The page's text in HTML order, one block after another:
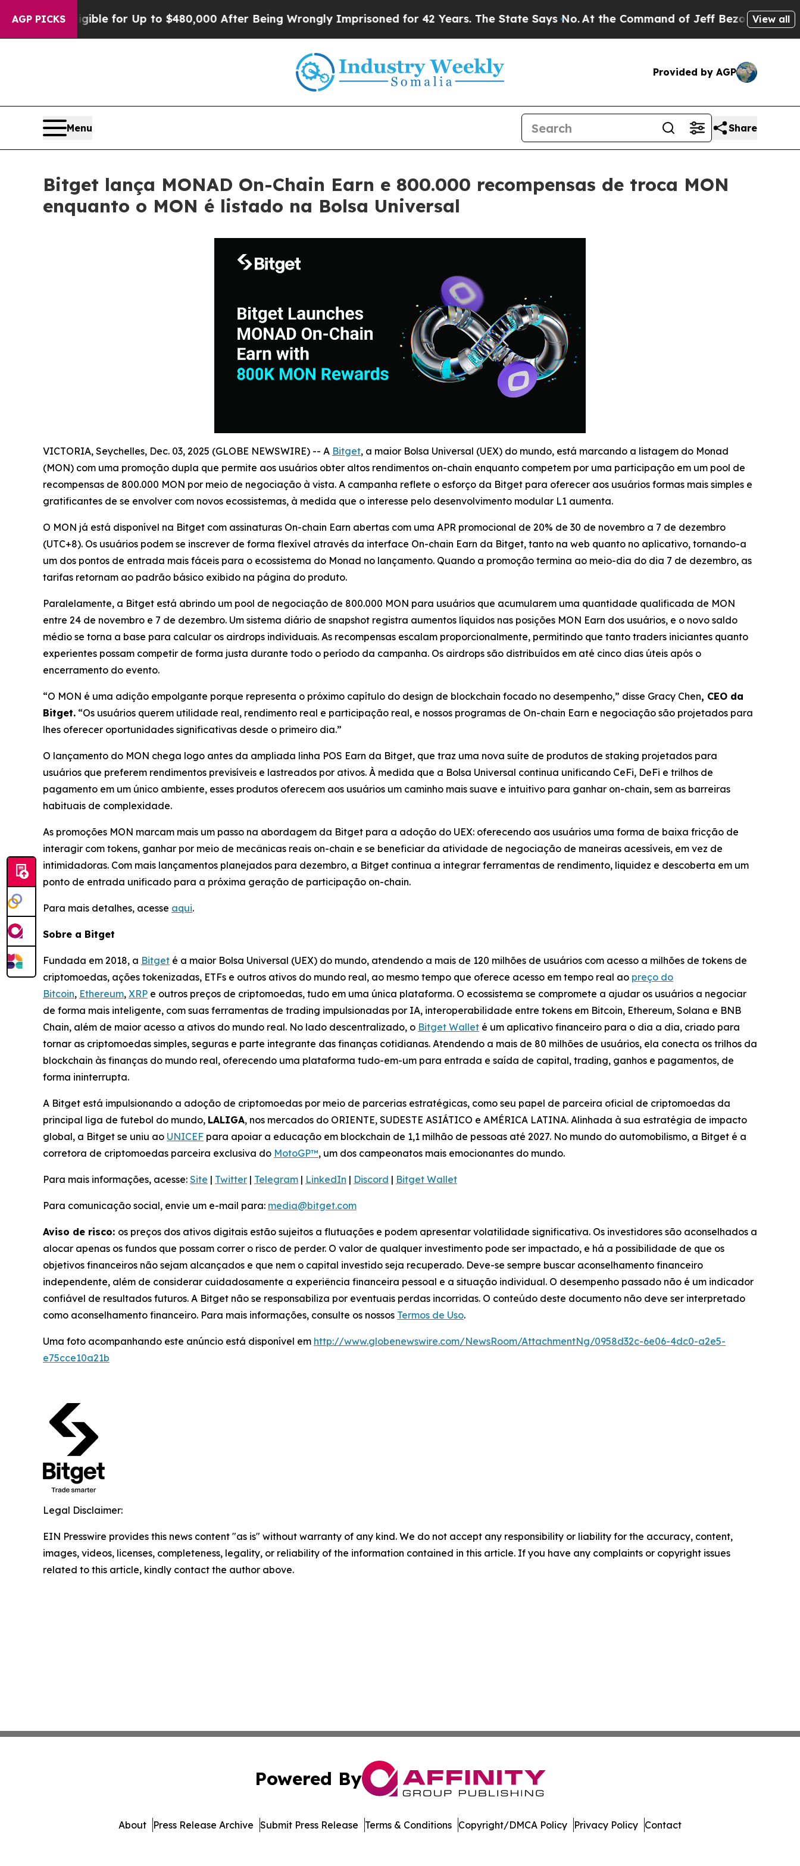
AGP PICKS
Eligible for Up to $480,000 After Being Wrongly Imprisoned for 42 Years. The State Says No. At the Command of Jeff Bezos, he WreckedView all
Provided by AGP
Menu Share
Bitget lança MONAD On-Chain Earn e 800.000 recompensas de troca MON
enquanto o MON é listado na Bolsa Universal
VICTORIA, Seychelles, Dec. 03, 2025 (GLOBE NEWSWIRE) -- A Bitget, a maior Bolsa Universal (UEX) do mundo, está marcando a listagem do Monad
(MON) com uma promoção dupla que permite aos usuários obter altos rendimentos on-chain enquanto competem por uma participação em um pool de
recompensas de 800.000 MON por meio de negociação à vista. A campanha reflete o esforço da Bitget para oferecer aos usuários formas mais simples e
gratificantes de se envolver com novos ecossistemas, à medida que o interesse pelo desenvolvimento modular L1 aumenta.
O MON já está disponível na Bitget com assinaturas On-chain Earn abertas com uma APR promocional de 20% de 30 de novembro a 7 de dezembro
(UTC+8). Os usuários podem se inscrever de forma flexível através da interface On-chain Earn da Bitget, tanto na web quanto no aplicativo, tornando-a
um dos pontos de entrada mais fáceis para o ecossistema do Monad no lançamento. Quando a promoção termina ao meio-dia do dia 7 de dezembro, as
tarifas retornam ao padrão básico exibido na página do produto.
Paralelamente, a Bitget está abrindo um pool de negociação de 800.000 MON para usuários que acumularem uma quantidade qualificada de MON
entre 24 de novembro e 7 de dezembro. Um sistema diário de snapshot registra aumentos líquidos nas posições MON Earn dos usuários, e o novo saldo
médio se torna a base para calcular os airdrops individuais. As recompensas escalam proporcionalmente, permitindo que tanto traders iniciantes quanto
experientes possam competir de forma justa durante todo o período da campanha. Os airdrops são distribuídos em até cinco dias úteis após o
encerramento do evento.
“O MON é uma adição empolgante porque representa o próximo capítulo do design de blockchain focado no desempenho,” disse Gracy Chen, CEO da
Bitget. “Os usuários querem utilidade real, rendimento real e participação real, e nossos programas de On-chain Earn e negociação são projetados para
lhes oferecer oportunidades significativas desde o primeiro dia.”
O lançamento do MON chega logo antes da ampliada linha POS Earn da Bitget, que traz uma nova suíte de produtos de staking projetados para
usuários que preferem rendimentos previsíveis e lastreados por ativos. À medida que a Bolsa Universal continua unificando CeFi, DeFi e trilhos de
pagamento em um único ambiente, esses produtos oferecem aos usuários um caminho mais suave e intuitivo para ganhar on-chain, sem as barreiras
habituais de complexidade.
As promoções MON marcam mais um passo na abordagem da Bitget para a adoção do UEX: oferecendo aos usuários uma forma de baixa fricção de
interagir com tokens, ganhar por meio de mecânicas reais on-chain e se beneficiar da atividade de negociação de maneiras acessíveis, em vez de
intimidadoras. Com mais lançamentos planejados para dezembro, a Bitget continua a integrar ferramentas de rendimento, liquidez e descoberta em um
ponto de entrada unificado para a próxima geração de participação on-chain.
Para mais detalhes, acesse aqui.
Sobre a Bitget
Fundada em 2018, a Bitget é a maior Bolsa Universal (UEX) do mundo, atendendo a mais de 120 milhões de usuários com acesso a milhões de tokens de
criptomoedas, ações tokenizadas, ETFs e outros ativos do mundo real, ao mesmo tempo que oferece acesso em tempo real ao preço do
Bitcoin, Ethereum, XRP e outros preços de criptomoedas, tudo em uma única plataforma. O ecossistema se compromete a ajudar os usuários a negociar
de forma mais inteligente, com suas ferramentas de trading impulsionadas por IA, interoperabilidade entre tokens em Bitcoin, Ethereum, Solana e BNB
Chain, além de maior acesso a ativos do mundo real. No lado descentralizado, o Bitget Wallet é um aplicativo financeiro para o dia a dia, criado para
tornar as criptomoedas simples, seguras e parte integrante das finanças cotidianas. Atendendo a mais de 80 milhões de usuários, ela conecta os trilhos da
blockchain às finanças do mundo real, oferecendo uma plataforma tudo-em-um para entrada e saída de capital, trading, ganhos e pagamentos, de
forma ininterrupta.
A Bitget está impulsionando a adoção de criptomoedas por meio de parcerias estratégicas, como seu papel de parceira oficial de criptomoedas da
principal liga de futebol do mundo, LALIGA, nos mercados do ORIENTE, SUDESTE ASIÁTICO e AMÉRICA LATINA. Alinhada à sua estratégia de impacto
global, a Bitget se uniu ao UNICEF para apoiar a educação em blockchain de 1,1 milhão de pessoas até 2027. No mundo do automobilismo, a Bitget é a
corretora de criptomoedas parceira exclusiva do MotoGP™, um dos campeonatos mais emocionantes do mundo.
Para mais informações, acesse: Site | Twitter | Telegram | LinkedIn | Discord | Bitget Wallet
Para comunicação social, envie um e-mail para: media@bitget.com
Aviso de risco: os preços dos ativos digitais estão sujeitos a flutuações e podem apresentar volatilidade significativa. Os investidores são aconselhados a
alocar apenas os fundos que possam correr o risco de perder. O valor de qualquer investimento pode ser impactado, e há a possibilidade de que os
objetivos financeiros não sejam alcançados e que nem o capital investido seja recuperado. Deve-se sempre buscar aconselhamento financeiro
independente, além de considerar cuidadosamente a experiência financeira pessoal e a situação individual. O desempenho passado não é um indicador
confiável de resultados futuros. A Bitget não se responsabiliza por eventuais perdas incorridas. O conteúdo deste documento não deve ser interpretado
como aconselhamento financeiro. Para mais informações, consulte os nossos Termos de Uso.
Uma foto acompanhando este anúncio está disponível em http://www.globenewswire.com/NewsRoom/AttachmentNg/0958d32c-6e06-4dc0-a2e5-
e75cce10a21b
Legal Disclaimer:
EIN Presswire provides this news content "as is" without warranty of any kind. We do not accept any responsibility or liability for the accuracy, content,
images, videos, licenses, completeness, legality, or reliability of the information contained in this article. If you have any complaints or copyright issues
related to this article, kindly contact the author above.
Powered By
About Press Release Archive Submit Press Release Terms & Conditions Copyright/DMCA Policy Privacy Policy Contact